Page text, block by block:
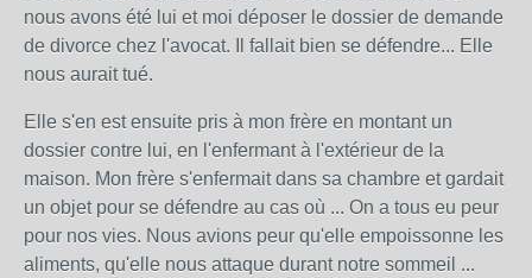
nous avons été lui et moi déposer le dossier de demande
de divorce chez l'avocat. Il fallait bien se défendre... Elle
nous aurait tué.
Elle s'en est ensuite pris à mon frère en montant un
dossier contre lui, en l'enfermant à l'extérieur de la
maison. Mon frère s'enfermait dans sa chambre et gardait
un objet pour se défendre au cas où ... On a tous eu peur
pour nos vies. Nous avions peur qu'elle empoissonne les
aliments, qu'elle nous attaque durant notre sommeil ...